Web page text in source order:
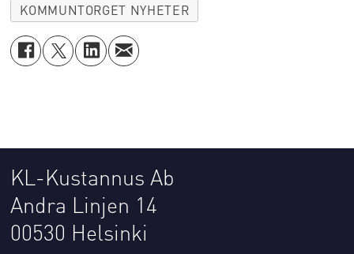
KOMMUNTORGET NYHETER
KL-Kustannus Ab
Andra Linjen 14
00530 Helsinki